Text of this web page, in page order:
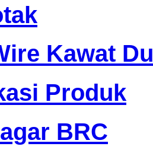
Kawat
Produk
BRC